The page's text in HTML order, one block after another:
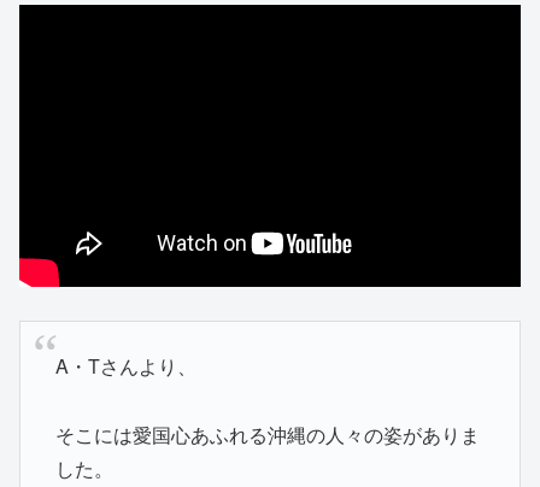
A・Tさんより、
そこには愛国心あふれる沖縄の人々の姿がありま
した。